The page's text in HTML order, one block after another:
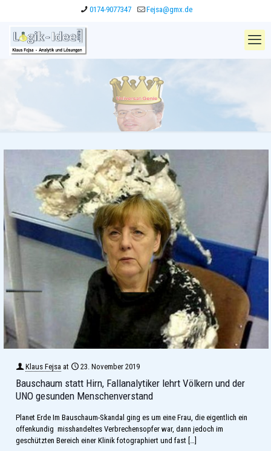
0174-9077347 Fejsa@gmx.de
Klaus Fejsa at 23. November 2019
Bauschaum statt Hirn, Fallanalytiker lehrt Völkern und der
UNO gesunden Menschenverstand
Planet Erde Im Bauschaum-Skandal ging es um eine Frau, die eigentlich ein
offenkundig misshandeltes Verbrechensopfer war, dann jedoch im
geschützten Bereich einer Klinik fotographiert und fast […]